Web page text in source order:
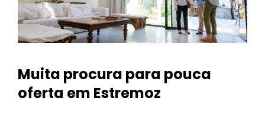
Muita procura para pouca
oferta em Estremoz